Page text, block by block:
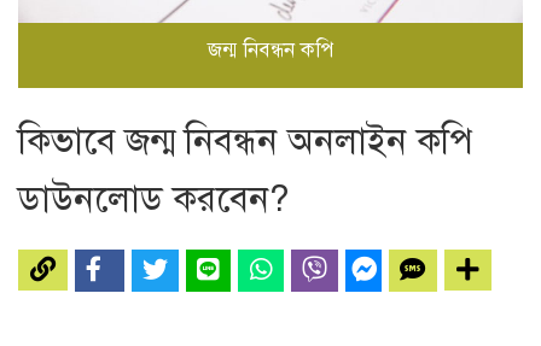
জন্ম নিবন্ধন কপি
কিভাবে জন্ম নিবন্ধন অনলাইন কপি
ডাউনলোড করবেন?